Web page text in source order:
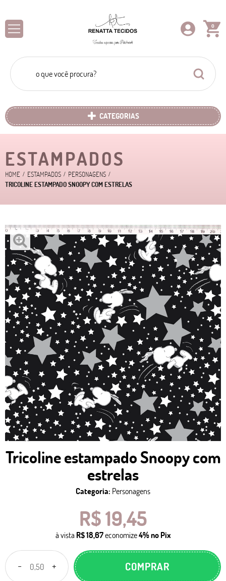
0
CATEGORIAS
ESTAMPADOS
HOME ESTAMPADOS
PERSONAGENS
TRICOLINE ESTAMPADO SNOOPY COM ESTRELAS
Tricoline estampado Snoopy com
estrelas
Categoria: Personagens
R$ 19,45
à vista R$ 18,67economize4%no Pix
COMPRAR